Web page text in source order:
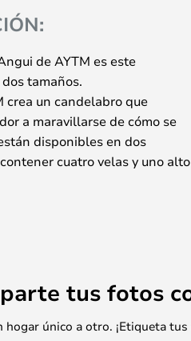
de AYTM es este
tamaños.
crea un candelabro que
a maravillarse de cómo se
disponibles en dos
cuatro velas y uno alto
tus fotos
único a otro. ¡Etiqueta